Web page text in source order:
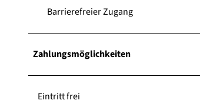
Barrierefreier Zugang
Zahlungsmöglichkeiten
Eintritt frei